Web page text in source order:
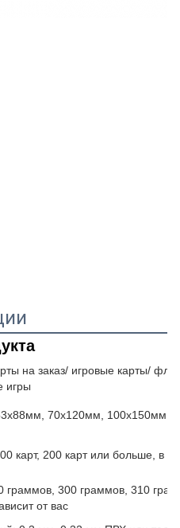
на заказ/ игровые карты/
игры
70x120мм, 100x150мм
карт, 200 карт или больше, в
граммов, 300 граммов, 310
от вас